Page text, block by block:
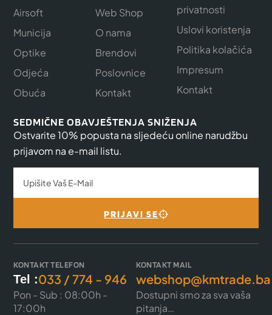
Airsoft
Municija
Optike
Odjeća
Obuća
Web Shop
O nama
Brendovi
Poslovnice
Kontakt
privatnosti
Uslovi koristenja
Politika kolačića
Impresum
Kontakt
SEDMIČNE OBAVJEŠTENJA SNIŽENJA
Ostvarite 10% popusta na sljedeću online narudžbu
prijavom na e-mail listu.
PRIJAVI SE
KONTAKT TELEFON
Tel :033 / 774 - 946
Pon - Sub : 08:00h -
17:00h
KONTAKT MAIL
webshop@kmtrade.ba
Dostupni smo za sva vaša
pitanja…